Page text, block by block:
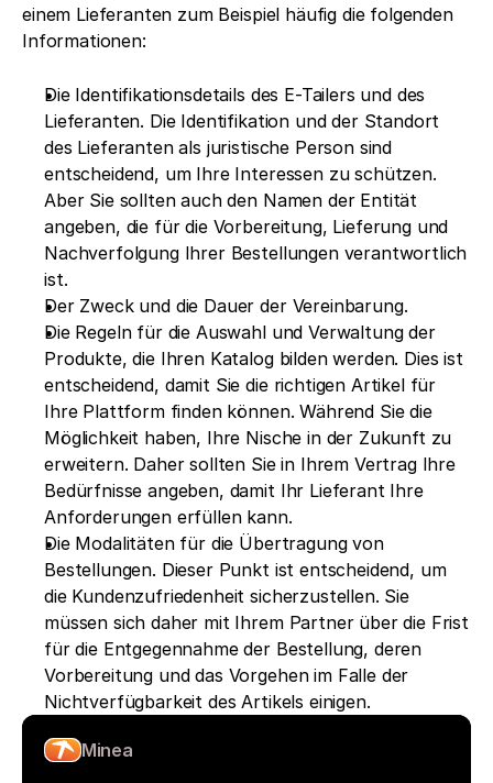
einem Lieferanten zum Beispiel häufig die folgenden
Informationen:
Die Identifikationsdetails des E-Tailers und des
Lieferanten. Die Identifikation und der Standort
des Lieferanten als juristische Person sind
entscheidend, um Ihre Interessen zu schützen.
Aber Sie sollten auch den Namen der Entität
angeben, die für die Vorbereitung, Lieferung und
Nachverfolgung Ihrer Bestellungen verantwortlich
ist.
Der Zweck und die Dauer der Vereinbarung.
Die Regeln für die Auswahl und Verwaltung der
Produkte, die Ihren Katalog bilden werden. Dies ist
entscheidend, damit Sie die richtigen Artikel für
Ihre Plattform finden können. Während Sie die
Möglichkeit haben, Ihre Nische in der Zukunft zu
erweitern. Daher sollten Sie in Ihrem Vertrag Ihre
Bedürfnisse angeben, damit Ihr Lieferant Ihre
Anforderungen erfüllen kann.
Die Modalitäten für die Übertragung von
Bestellungen. Dieser Punkt ist entscheidend, um
die Kundenzufriedenheit sicherzustellen. Sie
müssen sich daher mit Ihrem Partner über die Frist
für die Entgegennahme der Bestellung, deren
Vorbereitung und das Vorgehen im Falle der
Nichtverfügbarkeit des Artikels einigen.
Minea